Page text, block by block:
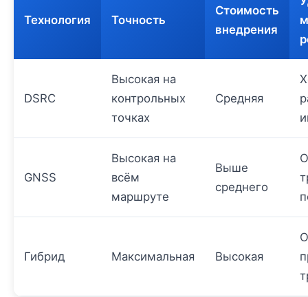
Технология Точность
Стоимость
внедрения
DSRC
Высокая на
контрольных
точках
Средняя
GNSS
Высокая на
всём
маршруте
Выше
среднего
Гибрид Максимальная Высокая